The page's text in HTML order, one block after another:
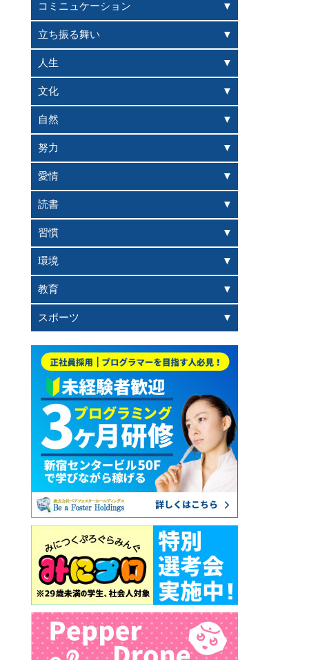
コミニュケーション
立ち振る舞い
人生
文化
自然
努力
愛情
読書
習慣
環境
教育
スポーツ